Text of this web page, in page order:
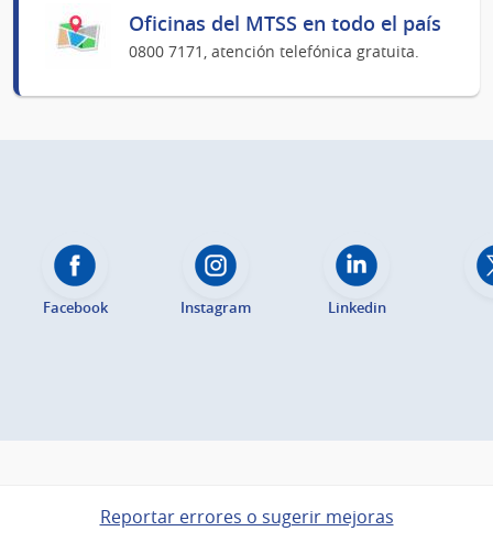
Oficinas del MTSS en todo el país
0800 7171, atención telefónica gratuita.
Facebook Instagram Linkedin
Reportar errores o sugerir mejoras